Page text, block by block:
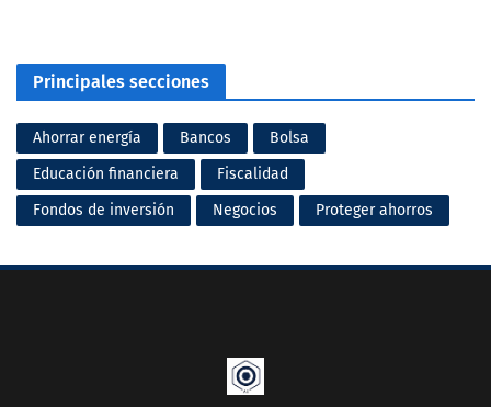
Principales secciones
Ahorrar energía Bancos
Bolsa
Educación financiera
Fiscalidad
Fondos de inversión
Negocios Proteger ahorros